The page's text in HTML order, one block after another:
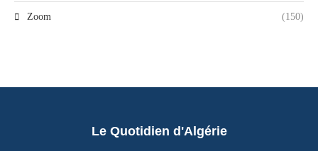
Zoom (150)
Le Quotidien d'Algérie